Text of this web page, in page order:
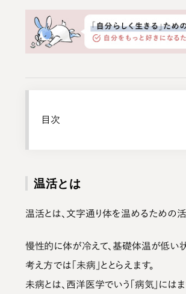
目次
温活とは
温活とは、文字通り体を温めるための活
慢性的に体が冷えて、基礎体温が低い
考え方では「未病」ととらえます。
未病とは、西洋医学でいう「病気」には